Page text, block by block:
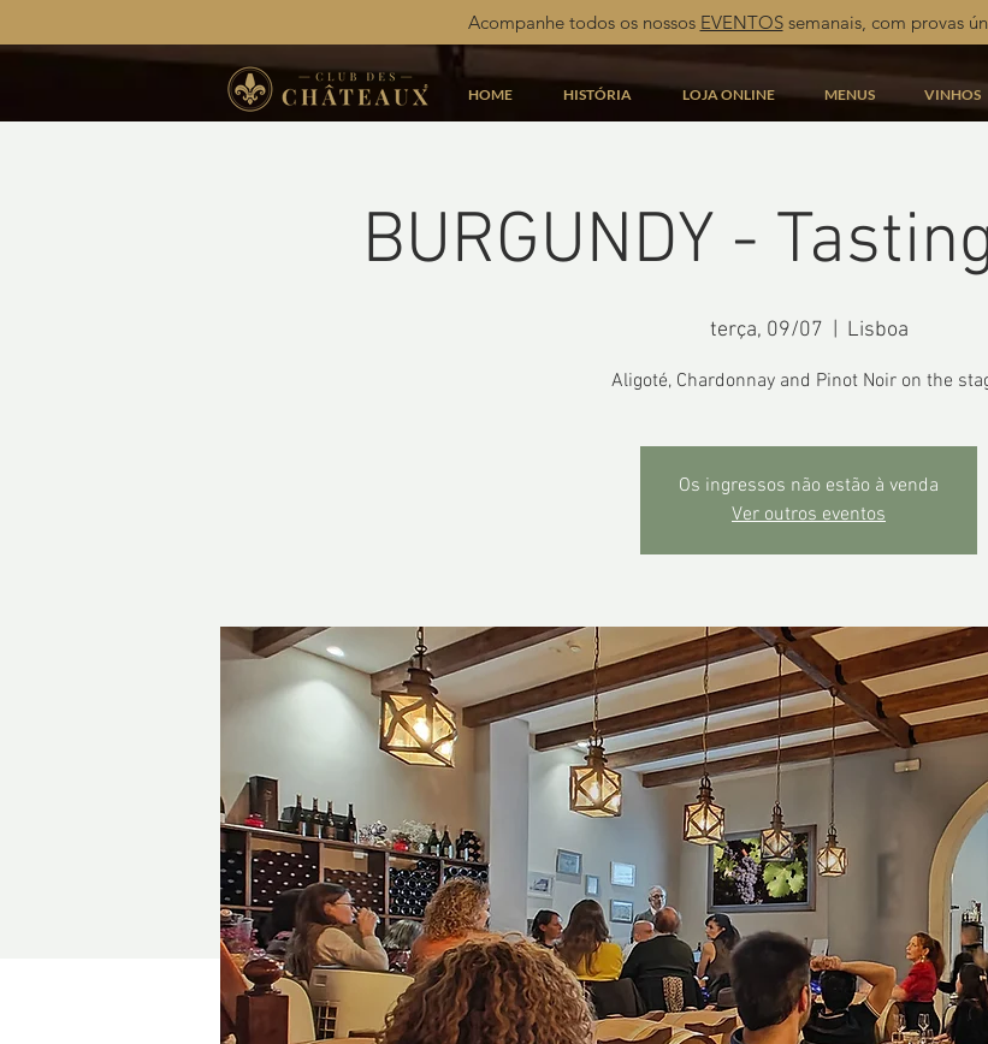
Acompanhe todos os nossos EVENTOSsemanais, com provas
HOME HISTÓRIA LOJA ONLINE MENUS VINHOS
BURGUNDY -
terça, 09/07 Lisboa
Aligoté, Chardonnay and Pinot Noir on the
Os ingressos não estão à venda
Ver outros eventos